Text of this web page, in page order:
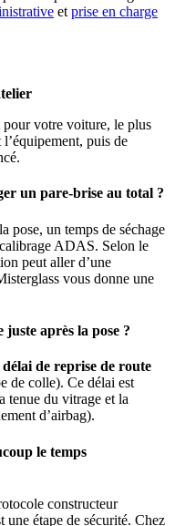
et prise en charge
pour votre voiture, le plus
puis de
un pare-brise au total ?
pose, un temps de séchage
ADAS. Selon le
peut aller d’une
vous donne une
après la pose ?
délai de reprise de route
de colle). Ce délai est
tenue du vitrage et la
d’airbag).
le temps
constructeur
une étape de sécurité. Chez